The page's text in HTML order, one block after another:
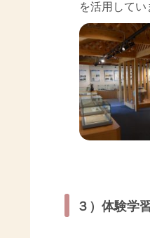
を活用してい
３）体験学